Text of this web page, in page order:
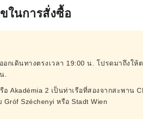
ในการสั่งซื้อ
อกเดินทางตรงเวลา 19:00 น. โปรดมาถึงให้
.
อ Akadémia 2 เป็นท่าเรือที่สองจากสะพาน
Gróf Széchenyi หรือ Stadt Wien